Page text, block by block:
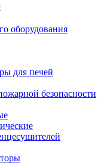
оборудования
для печей
безопасности